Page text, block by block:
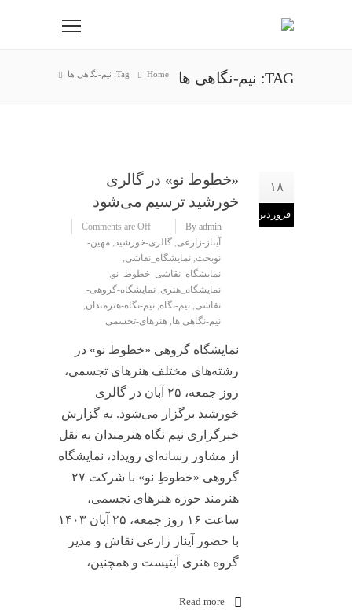
Home Tag: نیم-نگاهی ها TAG: نیم-نگاهی ها
۱۸
فروردین
«خطوط نو» در گالری
خورشید ترسیم می‌شود
By admin
Comments are Off
آیناز-زارعی, گالری-خورشید, مهین-
نوبخت, نمایشگاه_نقاشی,
نمایشگاه_نقاشی_خطوط_نو,
نمایشگاه_هنری, نمایشگاه-گروهی-
نقاشی, نیم-نگاه, نیم-نگاه-هنرمندان,
نیم-نگاهی ها, هنرهای-تجسمی
نمایشگاه گروهی «خطوط نو» در
رشته‌های مختلف هنرهای تجسمی،
روز جمعه، ۲۵ آبان در گالری
خورشید برگزار می‌شود. به گزارش
خبرگزاری نیم نگاه هنرمندان به نقل
از مشاور رسانه‌ای رویداد، نمایشگاه
گروهی «خطوطِ نو» با شرکت ۲۷
هنرمند حوزه هنرهای تجسمی،
ساعت ۱۶ روز جمعه، ۲۵ آبان ۱۴۰۳
با حضور آیناز زارعی نقاش و مدیر
گروه هنری آیتیست و همچنین،
Read more